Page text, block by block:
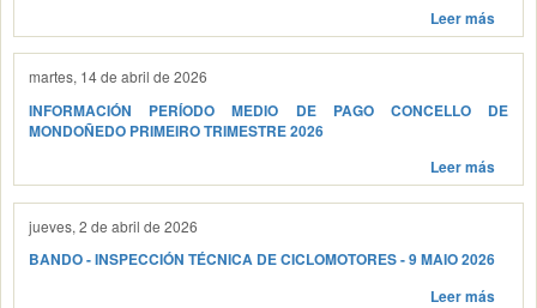
Leer más
martes, 14 de abril de 2026
INFORMACIÓN PERÍODO MEDIO DE PAGO CONCELLO DE
MONDOÑEDO PRIMEIRO TRIMESTRE 2026
Leer más
jueves, 2 de abril de 2026
BANDO - INSPECCIÓN TÉCNICA DE CICLOMOTORES - 9 MAIO 2026
Leer más